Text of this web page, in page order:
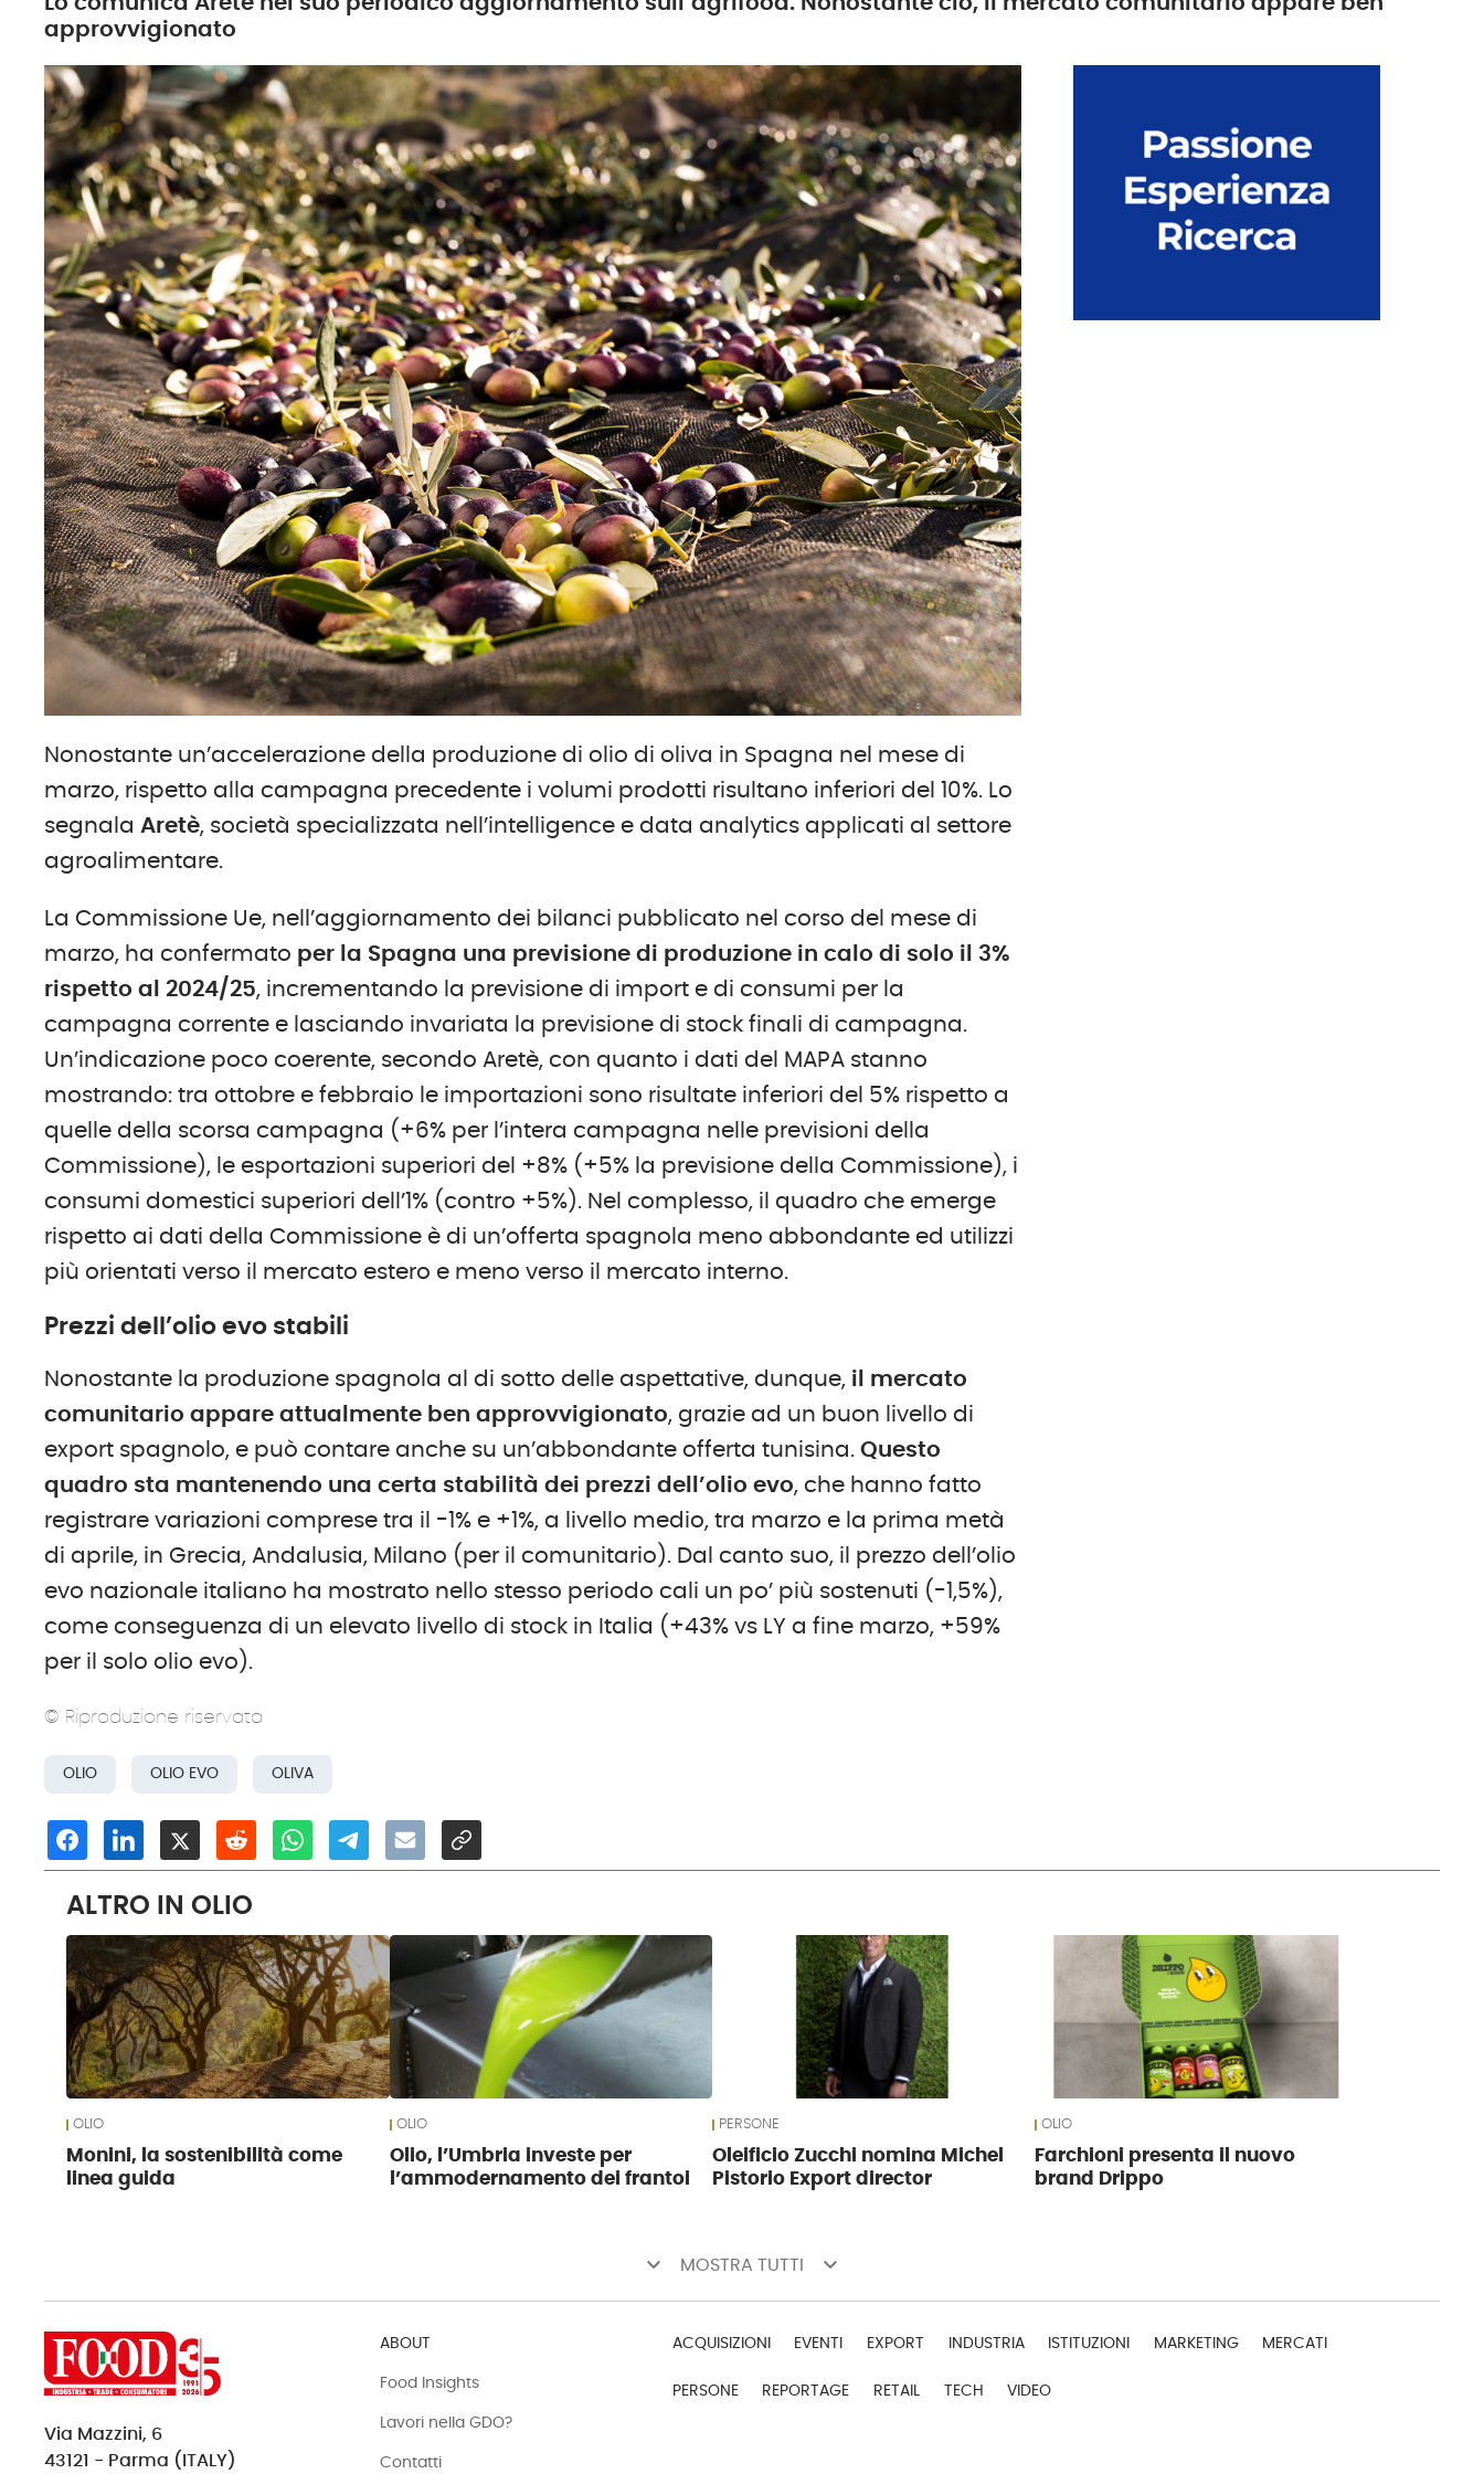
approvvigionato
Nonostante un’accelerazione della produzione di olio di oliva in Spagna nel mese di
marzo, rispetto alla campagna precedente i volumi prodotti risultano inferiori del 10%. Lo
segnalaAretè, società specializzata nell’intelligence e data analytics applicati al settore
agroalimentare.
La Commissione Ue, nell’aggiornamento dei bilanci pubblicato nel corso del mese di
marzo, ha confermato per la Spagna una previsione di produzione in calo di solo il 3%
rispetto al 2024/25, incrementando la previsione di import e di consumi per la
campagna corrente e lasciando invariata la previsione di stock finali di campagna.
Un’indicazione poco coerente, secondo Aretè, con quanto i dati del MAPA stanno
mostrando: tra ottobre e febbraio le importazioni sono risultate inferiori del 5% rispetto a
quelle della scorsa campagna (+6% per l’intera campagna nelle previsioni della
Commissione), le esportazioni superiori del +8% (+5% la previsione della Commissione), i
consumi domestici superiori dell’1% (contro +5%). Nel complesso, il quadro che emerge
rispetto ai dati della Commissione è di un’offerta spagnola meno abbondante ed utilizzi
più orientati verso il mercato estero e meno verso il mercato interno.
Prezzi dell’olio evo stabili
Nonostante la produzione spagnola al di sotto delle aspettative, dunque, il mercato
comunitario appare attualmente ben approvvigionato, grazie ad un buon livello di
export spagnolo, e può contare anche su un’abbondante offerta tunisina.Questo
quadro sta mantenendo una certa stabilità dei prezzi dell’olio evo, che hanno fatto
registrare variazioni comprese tra il -1% e +1%, a livello medio, tra marzo e la prima metà
di aprile, in Grecia, Andalusia, Milano (per il comunitario). Dal canto suo, il prezzo dell’olio
evo nazionale italiano ha mostrato nello stesso periodo cali un po’ più sostenuti (-1,5%),
come conseguenza di un elevato livello di stock in Italia (+43% vs LY a fine marzo, +59%
per il solo olio evo).
© Riproduzione riservata
OLIO OLIO EVO OLIVA
ALTRO IN OLIO
OLIO
Monini, la sostenibilità come
linea guida
OLIO
Olio, l’Umbria investe per
l’ammodernamento dei frantoi
PERSONE
Oleificio Zucchi nomina Michel
Pistorio Export director
OLIO
Farchioni presenta il nuovo
brand Drippo
keyboard_arrow_down MOSTRA TUTTI keyboard_arrow_down
Via Mazzini, 6
43121 - Parma (ITALY)
ABOUT
Food Insights
Lavori nella GDO?
Contatti
ACQUISIZIONI EVENTI EXPORT INDUSTRIA ISTITUZIONI MARKETING MERCATI
PERSONE REPORTAGE RETAIL TECH VIDEO